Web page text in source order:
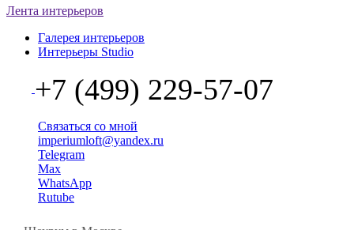
Лента интерьеров
Галерея интерьеров
Интерьеры Studio
+7 (499) 229-57-07
Связаться со мной
imperiumloft@yandex.ru
Telegram
Max
WhatsApp
Rutube